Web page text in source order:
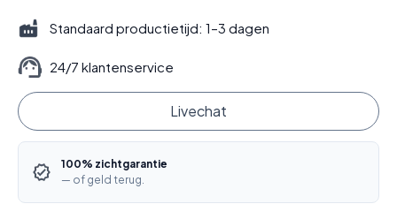
Standaard productietijd: 1–3 dagen
24/7 klantenservice
Livechat
100% zichtgarantie
— of geld terug.